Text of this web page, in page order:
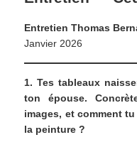
Entretien Thomas
Janvier 2026
1. Tes tableaux
ton épouse.
images, et comment
la peinture ?